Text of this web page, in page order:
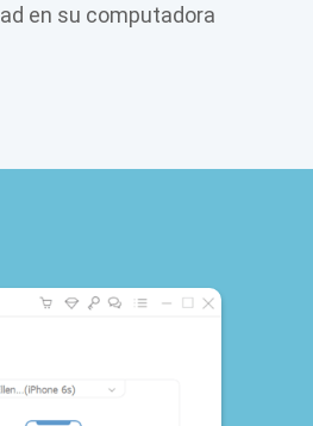
en su computadora